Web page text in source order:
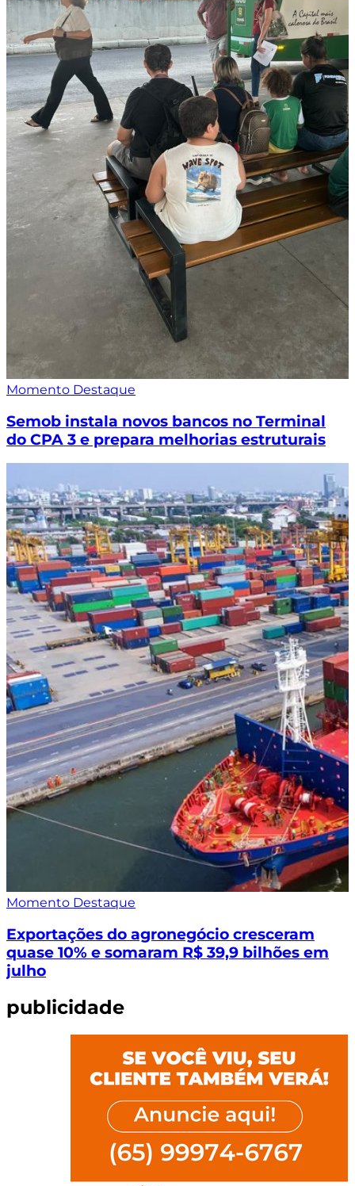
Momento Destaque
Semob instala novos bancos no Terminal
do CPA 3 e prepara melhorias estruturais
Momento Destaque
Exportações do agronegócio cresceram
quase 10% e somaram R$ 39,9 bilhões em
julho
publicidade